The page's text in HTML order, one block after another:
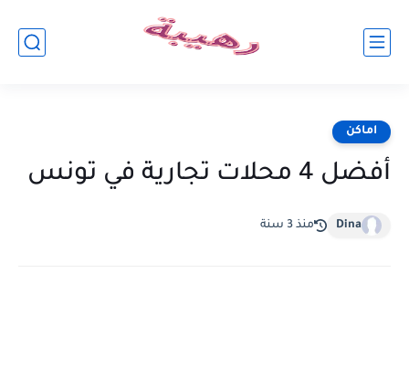
اماكن
أفضل 4 محلات تجارية في تونس
Dina منذ 3 سنة